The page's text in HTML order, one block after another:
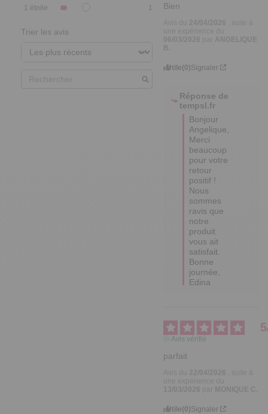
1 étoile 1
Trier les avis
Bien
Utile(0)Signaler
Réponse de
tempsl.fr
Bonjour
Angelique,
Merci
beaucoup
pour votre
retour
positif !
Nous
sommes
ravis que
notre
produit
vous ait
satisfait.
Bonne
journée,
Edina
5
Avis vérifié
parfait
Utile(0)Signaler